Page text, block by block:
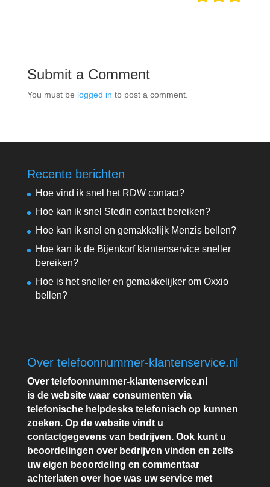
Submit a Comment
You must be logged in to post a comment.
Recente berichten
Hoe vind ik snel het RDW contact?
Hoe kan ik snel Stedin contact bereiken?
Hoe kan ik snel en gemakkelijk Menzis bellen?
Hoe kan ik de Bijenkorf klantenservice sneller
bereiken?
Hoe is het sneller en gemakkelijker om Oxxio
bellen?
Over telefoonnummer-klantenservice.nl
Over telefoonnummer-klantenservice.nl
is de website waar consumenten via
telefonische helpdesks telefonisch op kunnen
zoeken. Op de website vindt u
contactgegevens van bedrijven. Ook kunt u
beoordelingen over bedrijven vinden en zelfs
uw eigen beoordeling en commentaar
achterlaten over hoe was uw service met